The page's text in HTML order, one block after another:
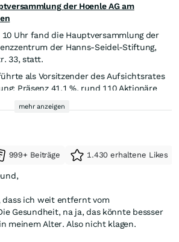
der Hoenle AG am
10 Uhr fand die Hauptversammlung der
33, statt.
als Vorsitzender des Aufsichtsrates
41,1 %, rund 110 Aktionäre
Finanzvorstand präsentierten die
1976 als Personengesellschaft, ging als Dr.
(2001) zu 12 € an die Börse; aktueller
Investoren.
UV-Technologie und -Prozesstechnik
kein Aufheizen nötig, desinfiziert
mehr anzeigen
999+ Beiträge 1.430 erhaltene Likes
dass ich weit entfernt vom
üblich in meinem Alter. Also nicht klagen.